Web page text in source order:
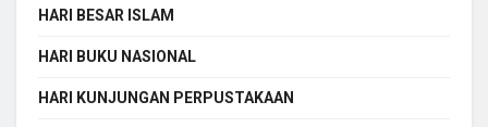
HARI BESAR ISLAM
HARI BUKU NASIONAL
HARI KUNJUNGAN PERPUSTAKAAN